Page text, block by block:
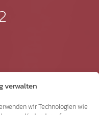
verwalten
wir Technologien wie